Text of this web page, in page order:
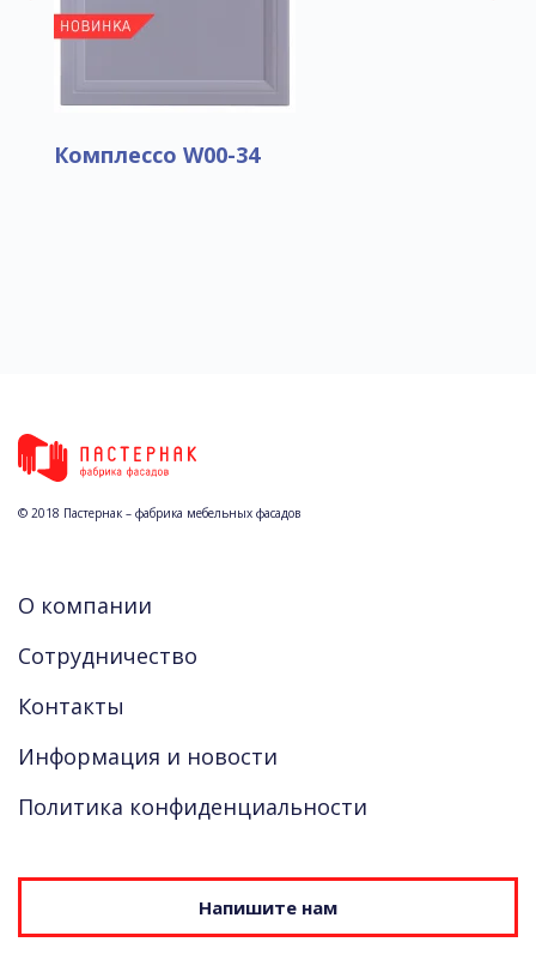
Комплессо W00-34
© 2018 Пастернак – фабрика мебельных фасадов
О компании
Сотрудничество
Контакты
Информация и новости
Политика конфиденциальности
Напишите нам